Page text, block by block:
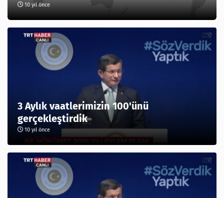
10 yıl önce
3 Aylık vaatlerimizin 100'ünü
gerçekleştirdik
10 yıl önce